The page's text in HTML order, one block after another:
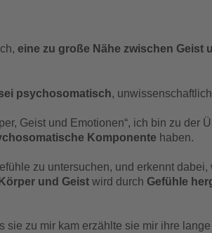
eine zu große Nähe zwischen Geist
psychosomatisch,
Geist und Emotionen“, ich bin zu der
Komponente haben.
zu untersuchen, und erkennt dabei,
Körper und Geist wird durch Gefühle
zu mir kam erzählte sie mir ihre